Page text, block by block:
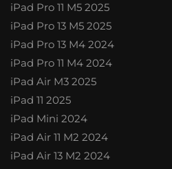
iPad Pro 11 M5 2025
iPad Pro 13 M5 2025
iPad Pro 13 M4 2024
iPad Pro 11 M4 2024
iPad Air M3 2025
iPad 11 2025
iPad Mini 2024
iPad Air 11 M2 2024
iPad Air 13 M2 2024